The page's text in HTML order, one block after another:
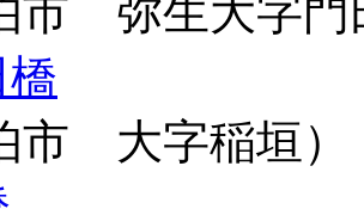
市 弥生大字門
橋
市 大字稲垣）